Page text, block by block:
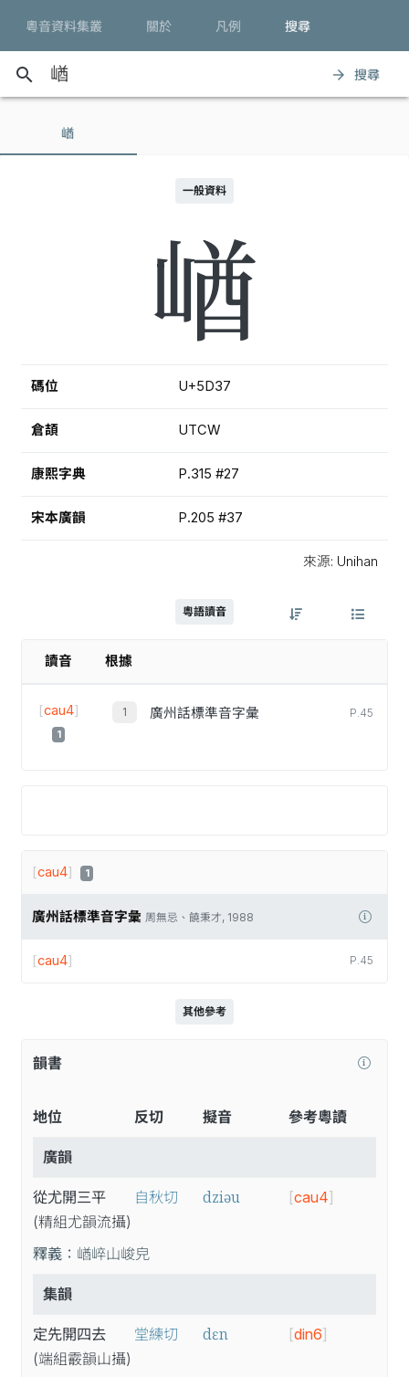
粵音資料集叢 關於 凡例 搜尋
search arrow_forward 搜尋
崷
一般資料
崷
碼位 U+5D37
倉頡 UTCW
康熙字典 P.315 #27
宋本廣韻 P.205 #37
來源: Unihan
粵語讀音
讀音 根據
[cau4]
1
廣州話標準音字彙 P.45
[cau4] 1
廣州話標準音字彙 周無忌、饒秉才, 1988
P.45
[cau4]
其他參考
韻書
地位 反切 擬音 參考粵讀
廣韻
從尤開三平
(精組尤韻流攝)
自秋切 dziəu [cau4]
釋義： 崷崪山峻皃
集韻
定先開四去
(端組霰韻山攝)
堂練切 dɛn [din6]